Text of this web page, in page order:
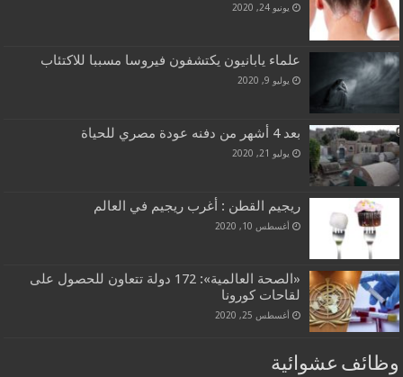
يونيو 24, 2020
علماء يابانيون يكتشفون فيروسا مسببا للاكتئاب
يوليو 9, 2020
بعد 4 أشهر من دفنه عودة مصري للحياة
يوليو 21, 2020
ريجيم القطن : أغرب ريجيم في العالم
أغسطس 10, 2020
«الصحة العالمية»: 172 دولة تتعاون للحصول على
لقاحات كورونا
أغسطس 25, 2020
وظائف عشوائية